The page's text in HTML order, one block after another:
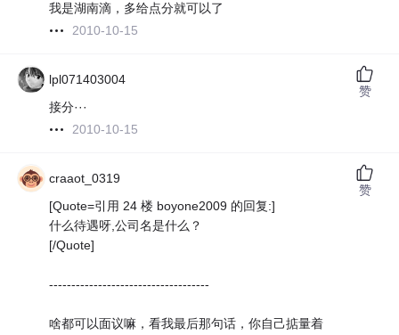
我是湖南滴，多给点分就可以了
2010-10-15
lpl071403004
接分···
2010-10-15
赞
craaot_0319
[Quote=引用 24 楼 boyone2009 的回复:]
什么待遇呀,公司名是什么？
[/Quote]
------------------------------------
啥都可以面议嘛，看我最后那句话，你自己掂量着
赞